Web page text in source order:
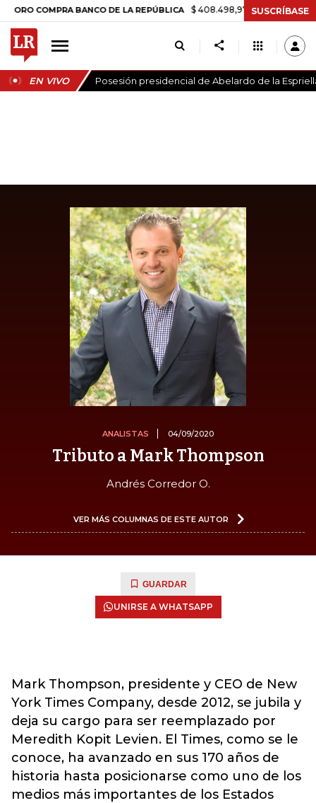
COMPRA BANCO DE LA REPÚBLICA $ 408.498,97 +$ 8.753,81 +2,19%
SUSCRÍBASE
EN VIVO Posesión presidencial de Abelardo de la
ANALISTAS 04/09/2020
Tributo a Mark Thompson
Andrés Corredor O.
VER MÁS COLUMNAS DE ESTE AUTOR
GUARDAR
UNIRSE A WHATSAPP
Mark Thompson, presidente y CEO de New
York Times Company, desde 2012, se jubila y
deja su cargo para ser reemplazado por
Meredith Kopit Levien. El Times, como se le
conoce, ha avanzado en sus 170 años de
historia hasta posicionarse como uno de los
medios más importantes de los Estados